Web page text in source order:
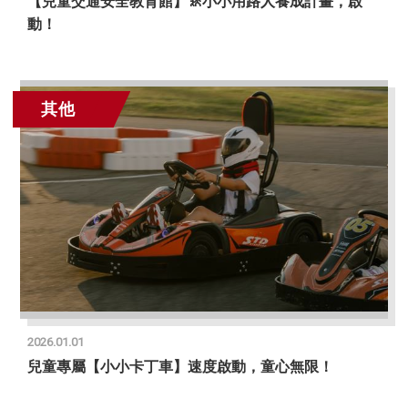
動！
其他
2026.01.01
兒童專屬【小小卡丁車】速度啟動，童心無限！